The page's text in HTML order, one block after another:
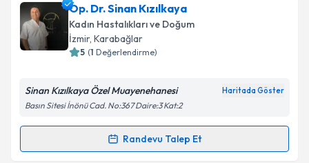
Op. Dr. Cem Kınıkiçin randevu takvimi talebi
oluşturun. Size bu uzmandan randevu almanız için bir
takvim hazırlandığında e-posta ile bilgilendireceğiz.
Kişisel verilerimin işlenmesine ilişkinAydınlatma
'ni okudum ve kişisel verilerimin belirtilen
Op. Dr. Sinan Kızılkaya
Kadın Hastalıkları ve Doğum
İzmir, Karabağlar
5 (1 Değerlendirme)
Sinan Kızılkaya Özel Muayenehanesi Haritada Göster
Basın Sitesi İnönü Cad. No:367 Daire:3 Kat:2
Randevu Talep Et
Randevu Takvimi Talebi